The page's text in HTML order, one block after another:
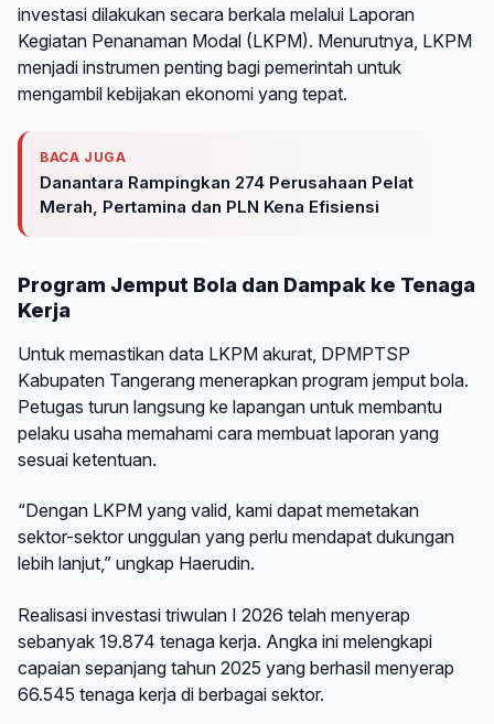
investasi dilakukan secara berkala melalui Laporan
Kegiatan Penanaman Modal (LKPM). Menurutnya, LKPM
menjadi instrumen penting bagi pemerintah untuk
mengambil kebijakan ekonomi yang tepat.
BACA JUGA
Danantara Rampingkan 274 Perusahaan Pelat
Merah, Pertamina dan PLN Kena Efisiensi
Program Jemput Bola dan Dampak ke Tenaga
Kerja
Untuk memastikan data LKPM akurat, DPMPTSP
Kabupaten Tangerang menerapkan program jemput bola.
Petugas turun langsung ke lapangan untuk membantu
pelaku usaha memahami cara membuat laporan yang
sesuai ketentuan.
“Dengan LKPM yang valid, kami dapat memetakan
sektor-sektor unggulan yang perlu mendapat dukungan
lebih lanjut,” ungkap Haerudin.
Realisasi investasi triwulan I 2026 telah menyerap
sebanyak 19.874 tenaga kerja. Angka ini melengkapi
capaian sepanjang tahun 2025 yang berhasil menyerap
66.545 tenaga kerja di berbagai sektor.